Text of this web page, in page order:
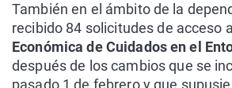
También en el ámbito de la
recibido 84 solicitudes de acceso
Económica de Cuidados en el
después de los cambios que se
pasado 1 de febrero y que